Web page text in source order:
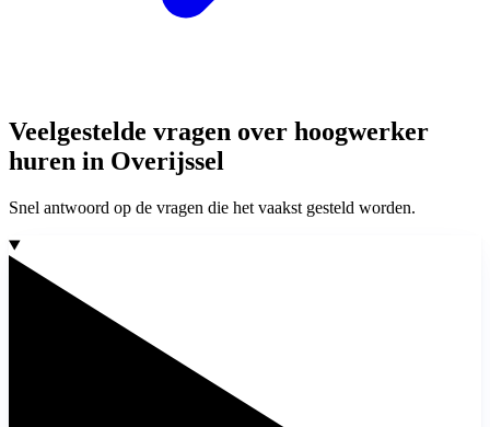
Veelgestelde vragen over hoogwerker
huren in Overijssel
Snel antwoord op de vragen die het vaakst gesteld worden.